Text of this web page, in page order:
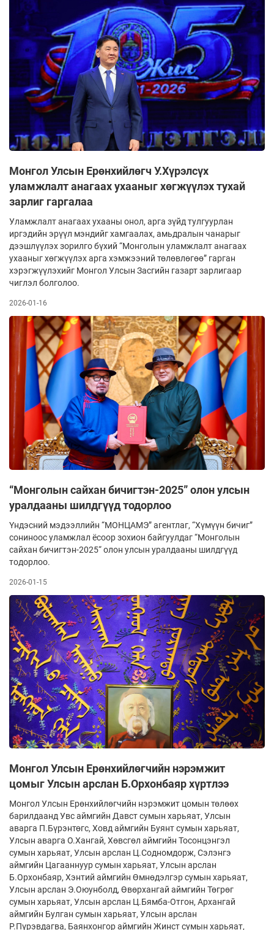
Монгол Улсын Ерөнхийлөгч У.Хүрэлсүх
уламжлалт анагаах ухааныг хөгжүүлэх тухай
зарлиг гаргалаа
Уламжлалт анагаах ухааны онол, арга зүйд тулгуурлан
иргэдийн эрүүл мэндийг хамгаалах, амьдралын чанарыг
дээшлүүлэх зорилго бүхий “Монголын уламжлалт анагаах
ухааныг хөгжүүлэх арга хэмжээний төлөвлөгөө” гарган
хэрэгжүүлэхийг Монгол Улсын Засгийн газарт зарлигаар
чиглэл болголоо.
2026-01-16
“Монголын сайхан бичигтэн-2025” олон улсын
уралдааны шилдгүүд тодорлоо
Үндэсний мэдээллийн “МОНЦАМЭ” агентлаг, “Хүмүүн бичиг”
сониноос уламжлал ёсоор зохион байгуулдаг “Монголын
сайхан бичигтэн-2025“ олон улсын уралдааны шилдгүүд
тодорлоо.
2026-01-15
Монгол Улсын Ерөнхийлөгчийн нэрэмжит
цомыг Улсын арслан Б.Орхонбаяр хүртлээ
Монгол Улсын Ерөнхийлөгчийн нэрэмжит цомын төлөөх
барилдаанд Увс аймгийн Давст сумын харьяат, Улсын
аварга П.Бүрэнтөгс, Ховд аймгийн Буянт сумын харьяат,
Улсын аварга О.Хангай, Хөвсгөл аймгийн Тосонцэнгэл
сумын харьяат, Улсын арслан Ц.Содномдорж, Сэлэнгэ
аймгийн Цагааннуур сумын харьяат, Улсын арслан
Б.Орхонбаяр, Хэнтий аймгийн Өмнөдэлгэр сумын харьяат,
Улсын арслан Э.Оюунболд, Өвөрхангай аймгийн Төгрөг
сумын харьяат, Улсын арслан Ц.Бямба-Отгон, Архангай
аймгийн Булган сумын харьяат, Улсын арслан
Р.Пүрэвдагва, Баянхонгор аймгийн Жинст сумын харьяат,